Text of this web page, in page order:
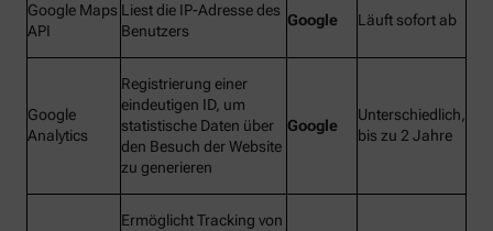
Google Maps
API
Liest die IP-Adresse des
Benutzers
Google Läuft sofort ab
Google
Analytics
Registrierung einer
eindeutigen ID, um
statistische Daten über
den Besuch der Website
zu generieren
Google
Unterschiedlich,
bis zu 2 Jahre
Ermöglicht Tracking von